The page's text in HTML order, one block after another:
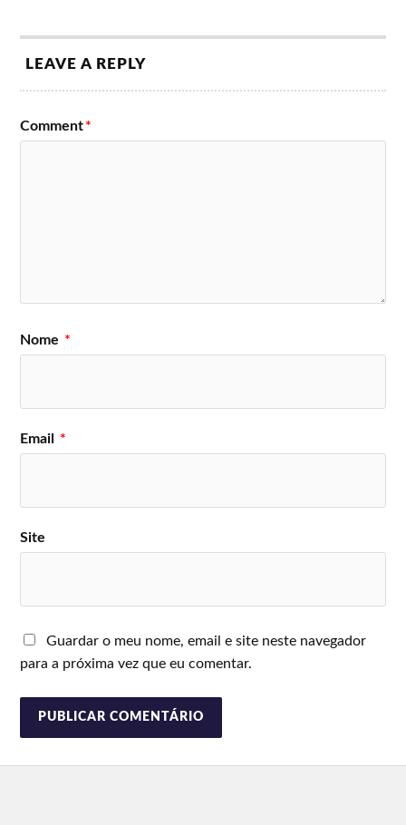
LEAVE A REPLY
Comment*
Nome *
Email *
Site
Guardar o meu nome, email e site neste navegador
para a próxima vez que eu comentar.